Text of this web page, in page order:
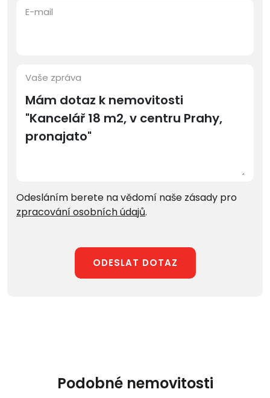
E-mail
Vaše zpráva
Odesláním berete na vědomí naše zásady pro
zpracování osobních údajů.
ODESLAT DOTAZ
Podobné nemovitosti